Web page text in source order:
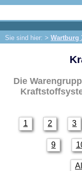
Sie sind hier: > Wartburg
IFA Motor
IFA-
Trabant 1.1
Ersatzteile
Auspuff
Bremsen
Die
1 2 3
9